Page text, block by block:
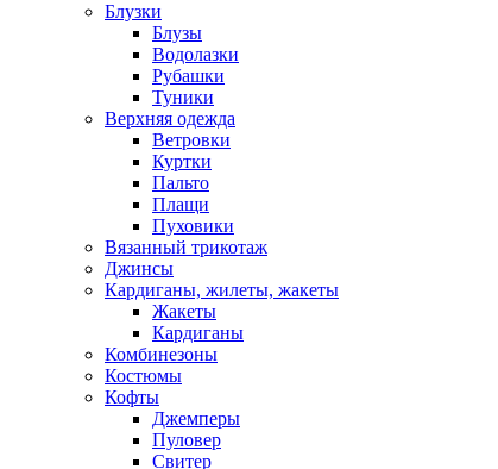
Блузки
Блузы
Водолазки
Рубашки
Туники
Верхняя одежда
Ветровки
Куртки
Пальто
Плащи
Пуховики
Вязанный трикотаж
Джинсы
Кардиганы, жилеты, жакеты
Жакеты
Кардиганы
Комбинезоны
Костюмы
Кофты
Джемперы
Пуловер
Свитер